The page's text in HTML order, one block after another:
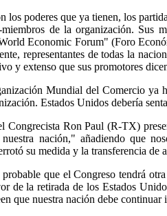
los poderes que ya tienen, los
miembros de la organización. Sus
Economic Forum" (Foro
representantes de todas la
y extenso que sus promotores
Mundial del Comercio ya
Estados Unidos debería
Congrecista Ron Paul (R-TX)
nación," añadiendo que
su medida y la transferencia
que el Congreso tendrá
de la retirada de los Estados
que nuestra nación debe